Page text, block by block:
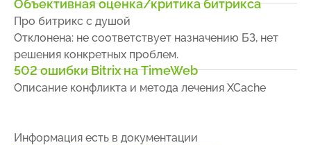
Объективная оценка/критика битрикса
Про битрикс с душой
Отклонена: не соответствует назначению БЗ, нет
решения конкретных проблем.
502 ошибки Bitrix на TimeWeb
Описание конфликта и метода лечения XCache
Информация есть в документации